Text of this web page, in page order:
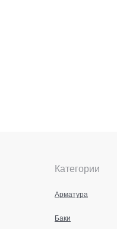
Категории
Арматура
Баки